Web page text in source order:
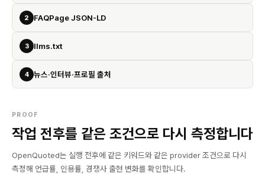
2 FAQPage JSON-LD
3 llms.txt
4 뉴스·인터뷰·프로필 출처
PROOF
작업 전후를 같은 조건으로 다시 측정합니다
OpenQuoted는 실행 전후에 같은 키워드와 같은 provider 조건으로 다시
측정해 언급률, 인용률, 경쟁사 출현 변화를 확인합니다.